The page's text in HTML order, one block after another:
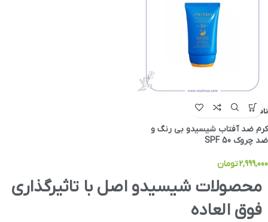
ناموجود
کرم ضد آفتاب شیسیدو بی رنگ و
ضد چروک SPF 50
2,999,000تومان
محصولات شيسيدو اصل با تاثیرگذاری
فوق العاده